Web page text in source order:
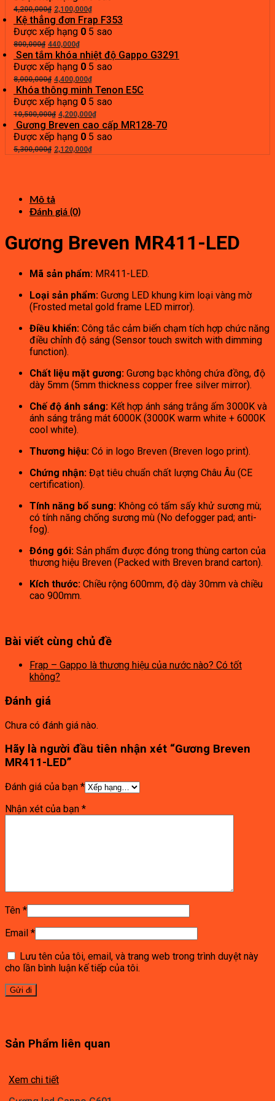
36,000,000₫.
16,200,000₫.
4,200,000₫ Giá
gốc
là:
4,200,000₫.
2,100,000₫Giá
hiện
tại
2,100,000₫.
Kệ thẳng đơn Frap F353
Được xếp hạng 0 5 sao
800,000₫ Giá
gốc
là:
800,000₫.
440,000₫Giá
hiện
tại
là:
440,000₫.
Sen tắm khóa nhiệt độ Gappo G3291
Được xếp hạng 0 5 sao
8,000,000₫ Giá
gốc
là:
8,000,000₫.
4,400,000₫Giá
hiện
tại
là:
4,400,000₫.
Khóa thông minh Tenon E5C
Được xếp hạng 0 5 sao
10,500,000₫ Giá
gốc
là:
10,500,000₫.
4,200,000₫Giá
hiện
tại
Gương Breven cao cấp MR128-70
Được xếp hạng 0 5 sao
5,300,000₫ Giá
2,120,000₫Giá
Mô tả
Đánh giá (0)
Gương Breven MR411-LED
Mã sản phẩm: MR411-LED.
Loại sản phẩm: Gương LED khung kim loại vàng mờ
(Frosted metal gold frame LED mirror).
Điều khiển: Công tắc cảm biến chạm tích hợp chức năng
điều chỉnh độ sáng (Sensor touch switch with dimming
function).
Chất liệu mặt gương: Gương bạc không chứa đồng, độ
dày 5mm (5mm thickness copper free silver mirror).
Chế độ ánh sáng: Kết hợp ánh sáng trắng ấm 3000K và
ánh sáng trắng mát 6000K (3000K warm white + 6000K
cool white).
Thương hiệu: Có in logo Breven (Breven logo print).
Chứng nhận: Đạt tiêu chuẩn chất lượng Châu Âu (CE
certification).
Tính năng bổ sung: Không có tấm sấy khử sương mù;
có tính năng chống sương mù (No defogger pad; anti-
fog).
Đóng gói: Sản phẩm được đóng trong thùng carton của
thương hiệu Breven (Packed with Breven brand carton).
Kích thước: Chiều rộng 600mm, độ dày 30mm và chiều
cao 900mm.
Bài viết cùng chủ đề
Frap – Gappo là thương hiệu của nước nào? Có tốt
không?
Đánh giá
Chưa có đánh giá nào.
Hãy là người đầu tiên nhận xét “Gương Breven
MR411-LED”
Đánh giá của bạn *
Nhận xét của bạn *
Tên *
Email *
Lưu tên của tôi, email, và trang web trong trình duyệt này
cho lần bình luận kế tiếp của tôi.
Sản Phẩm liên quan
Xem chi tiết